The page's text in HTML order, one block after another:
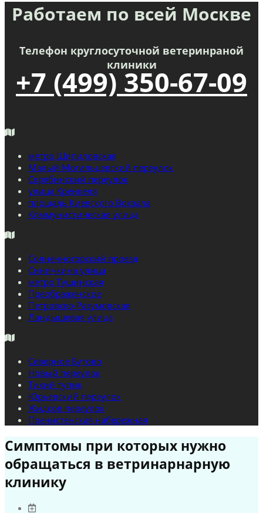
Работаем по всей Москве
Телефон круглосуточной ветеринраной
клиники
+7 (499) 350-67-09
метро Шипиловская
Малый Могильцевский переулок
Скрябинский переулок
улица Кренкеля
площадь Киевского Вокзала
Коммунистическая улица
Солнечногорский проезд
Синичкина улица
метро Тушинская
Преображенское
Петровско-Разумовская
Ландышевая улица
Северное Бутово
Новый переулок
Тихий тупик
Юрьевский переулок
Жидков переулок
Пречистенская набережная
Симптомы при которых нужно
обращаться в ветринарнарную
клинику